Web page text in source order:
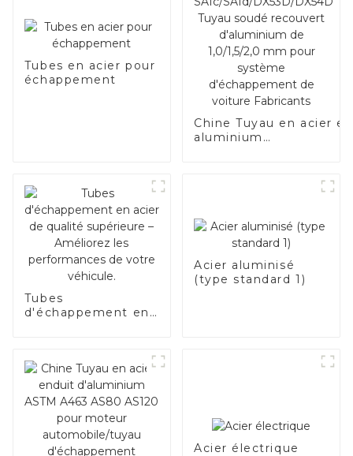
Tubes en acier pour
échappement
Chine Tuyau en acier en
aluminium
1,0/1,5/2,0 mm pour
de voiture Fabricants
Tubes
d'échappement en
performances de
votre véhicule.
Acier aluminisé
(type standard 1)
Acier électrique